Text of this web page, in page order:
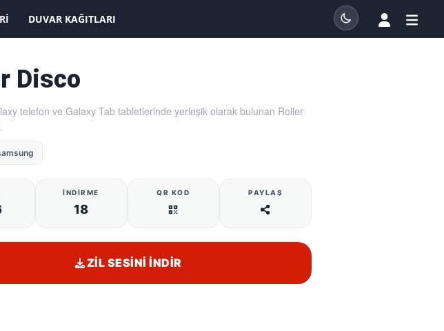
DUVAR KAĞITLARI
Disco
telefon ve Galaxy Tab tabletlerinde yerleşik olarak bulunan Roller
İNDIRME
18
QR KOD PAYLAŞ
ZIL SESINI İNDIR